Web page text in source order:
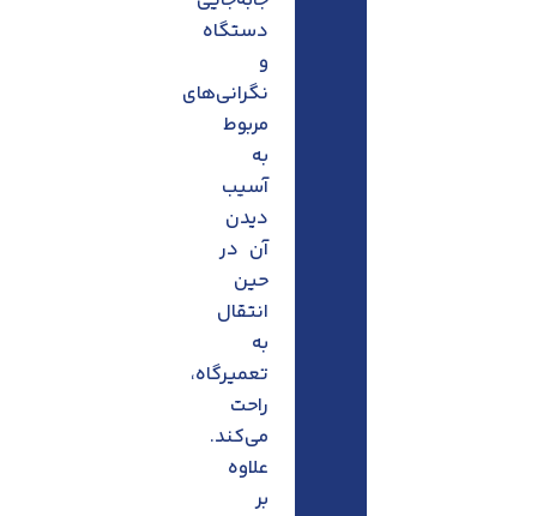
دستگاه
و
نگرانی‌های
مربوط
به
آسیب
دیدن
آن در
حین
انتقال
به
تعمیرگاه،
راحت
می‌کند.
علاوه
بر